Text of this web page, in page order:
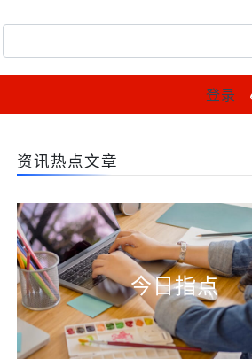
登录
资讯热点文章
今日指点